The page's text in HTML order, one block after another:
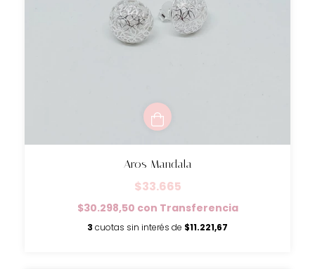
Aros Mandala
$33.665
$30.298,50 con Transferencia
3 cuotas sin interés de $11.221,67